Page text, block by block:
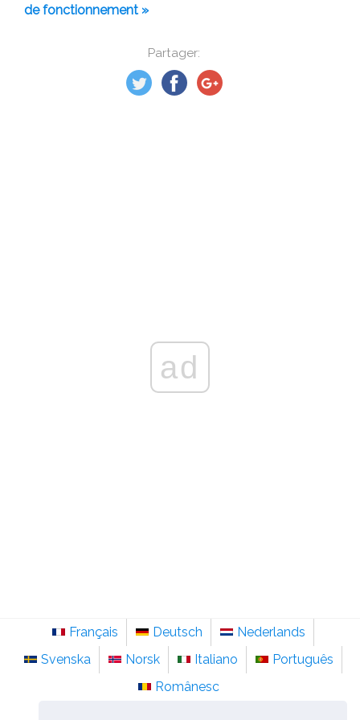
Partager:
de fonctionnement »
ad
Français Deutsch
Nederlands
Svenska
Norsk Italiano
Português
Românesc